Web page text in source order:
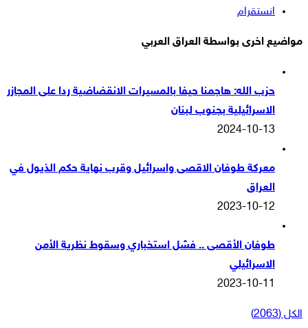
انستقرام
مواضيع اخرى بواسطة العراق العربي
حزب الله: هاجمنا حيفا بالمسيرات الانقضاضية ردا على المجازر
الاسرائيلية بجنوب لبنان
2024-10-13
معركة طوفان الاقصى واسرائيل وقرب نهاية حكم الذيول في
العراق
2023-10-12
طوفان الأقصى .. فشل استخباري وسقوط نظرية الأمن
الاسرائيلي
2023-10-11
الكل (2063)